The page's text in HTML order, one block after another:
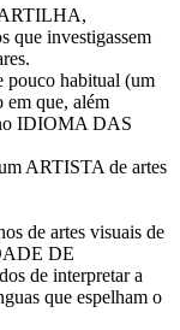
investigassem
pouco habitual (um
em que, além
IDIOMA DAS
ARTISTA de artes
de artes visuais de
DE
de interpretar a
que espelham o